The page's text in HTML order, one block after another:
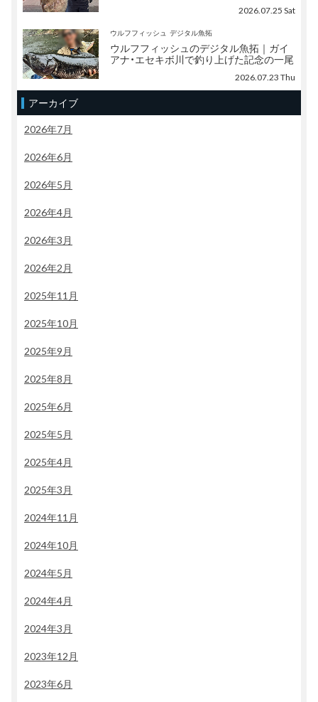
2026.07.25 Sat
ウルフフィッシュ デジタル魚拓
ウルフフィッシュのデジタル魚拓｜ガイ
アナ・エセキボ川で釣り上げた記念の一尾
2026.07.23 Thu
アーカイブ
2026年7月
2026年6月
2026年5月
2026年4月
2026年3月
2026年2月
2025年11月
2025年10月
2025年9月
2025年8月
2025年6月
2025年5月
2025年4月
2025年3月
2024年11月
2024年10月
2024年5月
2024年4月
2024年3月
2023年12月
2023年6月